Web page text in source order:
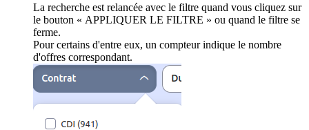
La recherche est relancée avec le filtre quand vous cliquez sur
le bouton « APPLIQUER LE FILTRE » ou quand le filtre se
ferme.
Pour certains d'entre eux, un compteur indique le nombre
d'offres correspondant.